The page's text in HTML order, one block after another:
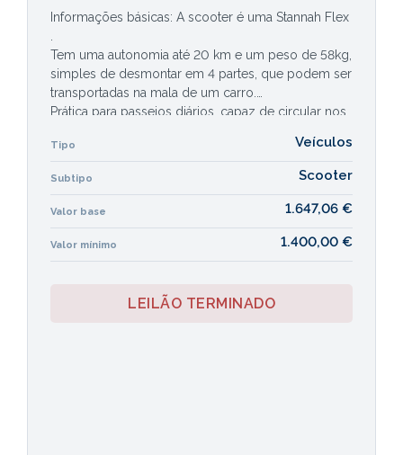
Informações básicas: A scooter é uma Stannah Flex
Tem uma autonomia até 20 km e um peso de 58kg,
simples de desmontar em 4 partes, que podem ser
transportadas na mala de um carro.
Prática para passeios diários, capaz de circular nos
A Stannah Flex está preparada para circular tanto
em espaços interiores como exteriores, embora o
seu design altamente compacto faça desta uma
solução de mobilidade ideal para contornar
elevadores, estabelecimentos comerciais com
acesso estreito.
Tipo Veículos
Subtipo Scooter
Valor base 1.647,06 €
Valor mínimo 1.400,00 €
LEILÃO TERMINADO